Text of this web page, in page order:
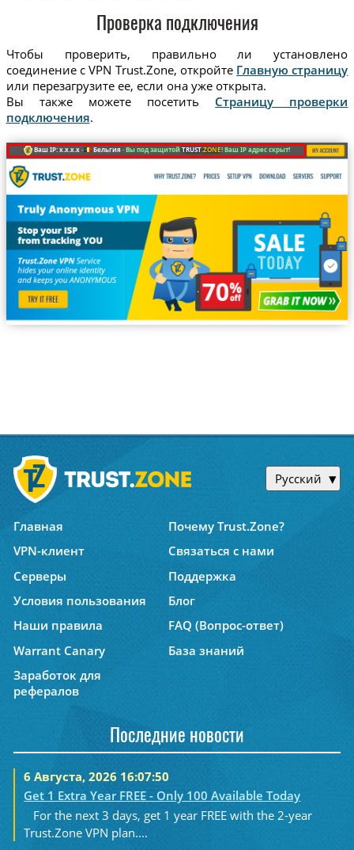
Проверка подключения
Чтобы проверить, правильно ли установлено
соединение с VPN Trust.Zone, откройте Главную страницу
или перезагрузите ее, если она уже открыта.
Вы также можете посетить Страницу проверки
подключения.
Ваш IP: x.x.x.x · Бельгия ·Вы под защитойTRUST.ZONE! Ваш IP адрес скрыт!
Русский
Главная
Почему Trust.Zone?
VPN-клиент
Связаться с нами
Серверы
Поддержка
Условия пользования
Блог
Наши правила
FAQ (Вопрос-ответ)
Warrant Canary
База знаний
Заработок для
рефералов
Последние новости
6 Августа, 2026 16:07:50
Get 1 Extra Year FREE - Only 100 Available Today
For the next 3 days, get 1 year FREE with the 2-year
Trust.Zone VPN plan....